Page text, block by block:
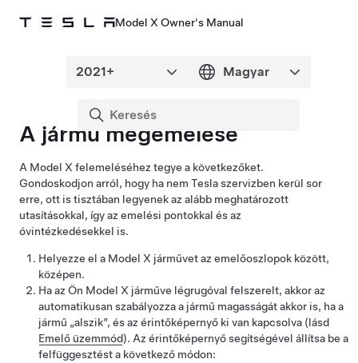
Model X Owner's Manual
A jármű megemelése
A Model X felemeléséhez tegye a következőket.
Gondoskodjon arról, hogy ha nem Tesla szervizben kerül sor
erre, ott is tisztában legyenek az alább meghatározott
utasításokkal, így az emelési pontokkal és az
óvintézkedésekkel is.
Helyezze el a Model X járművet az emelőoszlopok között,
középen.
Ha az Ön Model X járműve légrugóval felszerelt, akkor az
automatikusan szabályozza a jármű magasságát akkor is, ha a
jármű „alszik”, és az érintőképernyő ki van kapcsolva (lásd
Emelő üzemmód). Az érintőképernyő segítségével állítsa be a
felfüggesztést a következő módon: